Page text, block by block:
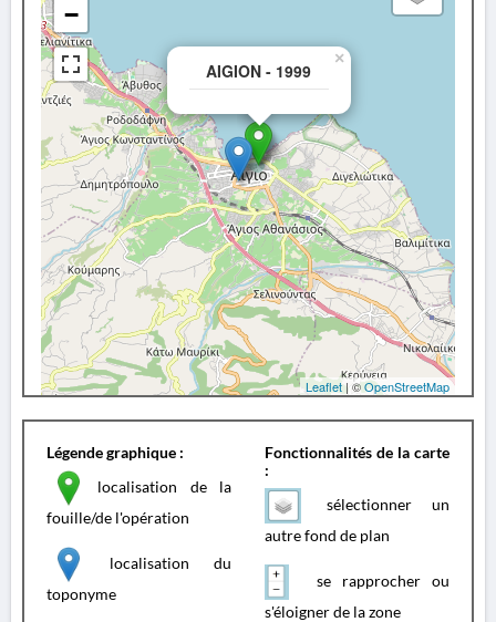
AIGION - 1999
×
−
Leaflet| ©OpenStreetMap
Légende graphique :
localisation de la
fouille/de l'opération
localisation du
toponyme
Fonctionnalités de la carte
:
sélectionner un
autre fond de plan
se rapprocher ou
s'éloigner de la zone